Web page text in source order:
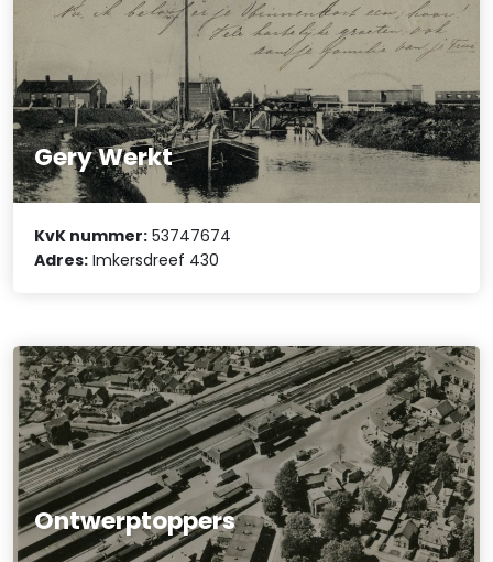
Gery Werkt
KvK nummer: 53747674
Adres: Imkersdreef 430
Ontwerptoppers